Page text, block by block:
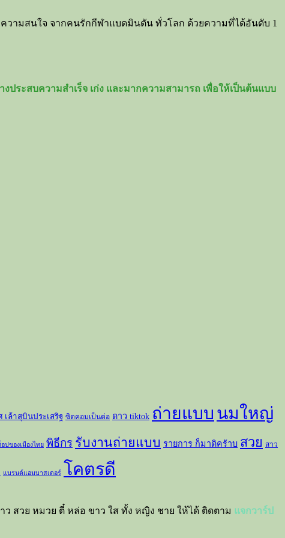
ความสนใจ จากคนรักกีฬาแบดมินตัน ทั่วโลก ด้วยความที่ได้อันดับ 1
งประสบความสำเร็จ เก่ง และมากความสามารถ เพื่อให้เป็นต้นแบบ
เล้าสุบินประเสริฐ ซิตคอมเป็นต่อ ดาว tiktok ถ่ายแบบ นมใหญ่
ปของเมืองไทย พิธีกร รับงานถ่ายแบบ รายการ ก็มาดิคร้าบ สวย สาว
แบรนด์แอมบาสเดอร์ โคตรดี
ว สวย หมวย ตี๋ หล่อ ขาว ใส ทั้ง หญิง ชาย ให้ได้ ติดตาม แจกวาร์ป